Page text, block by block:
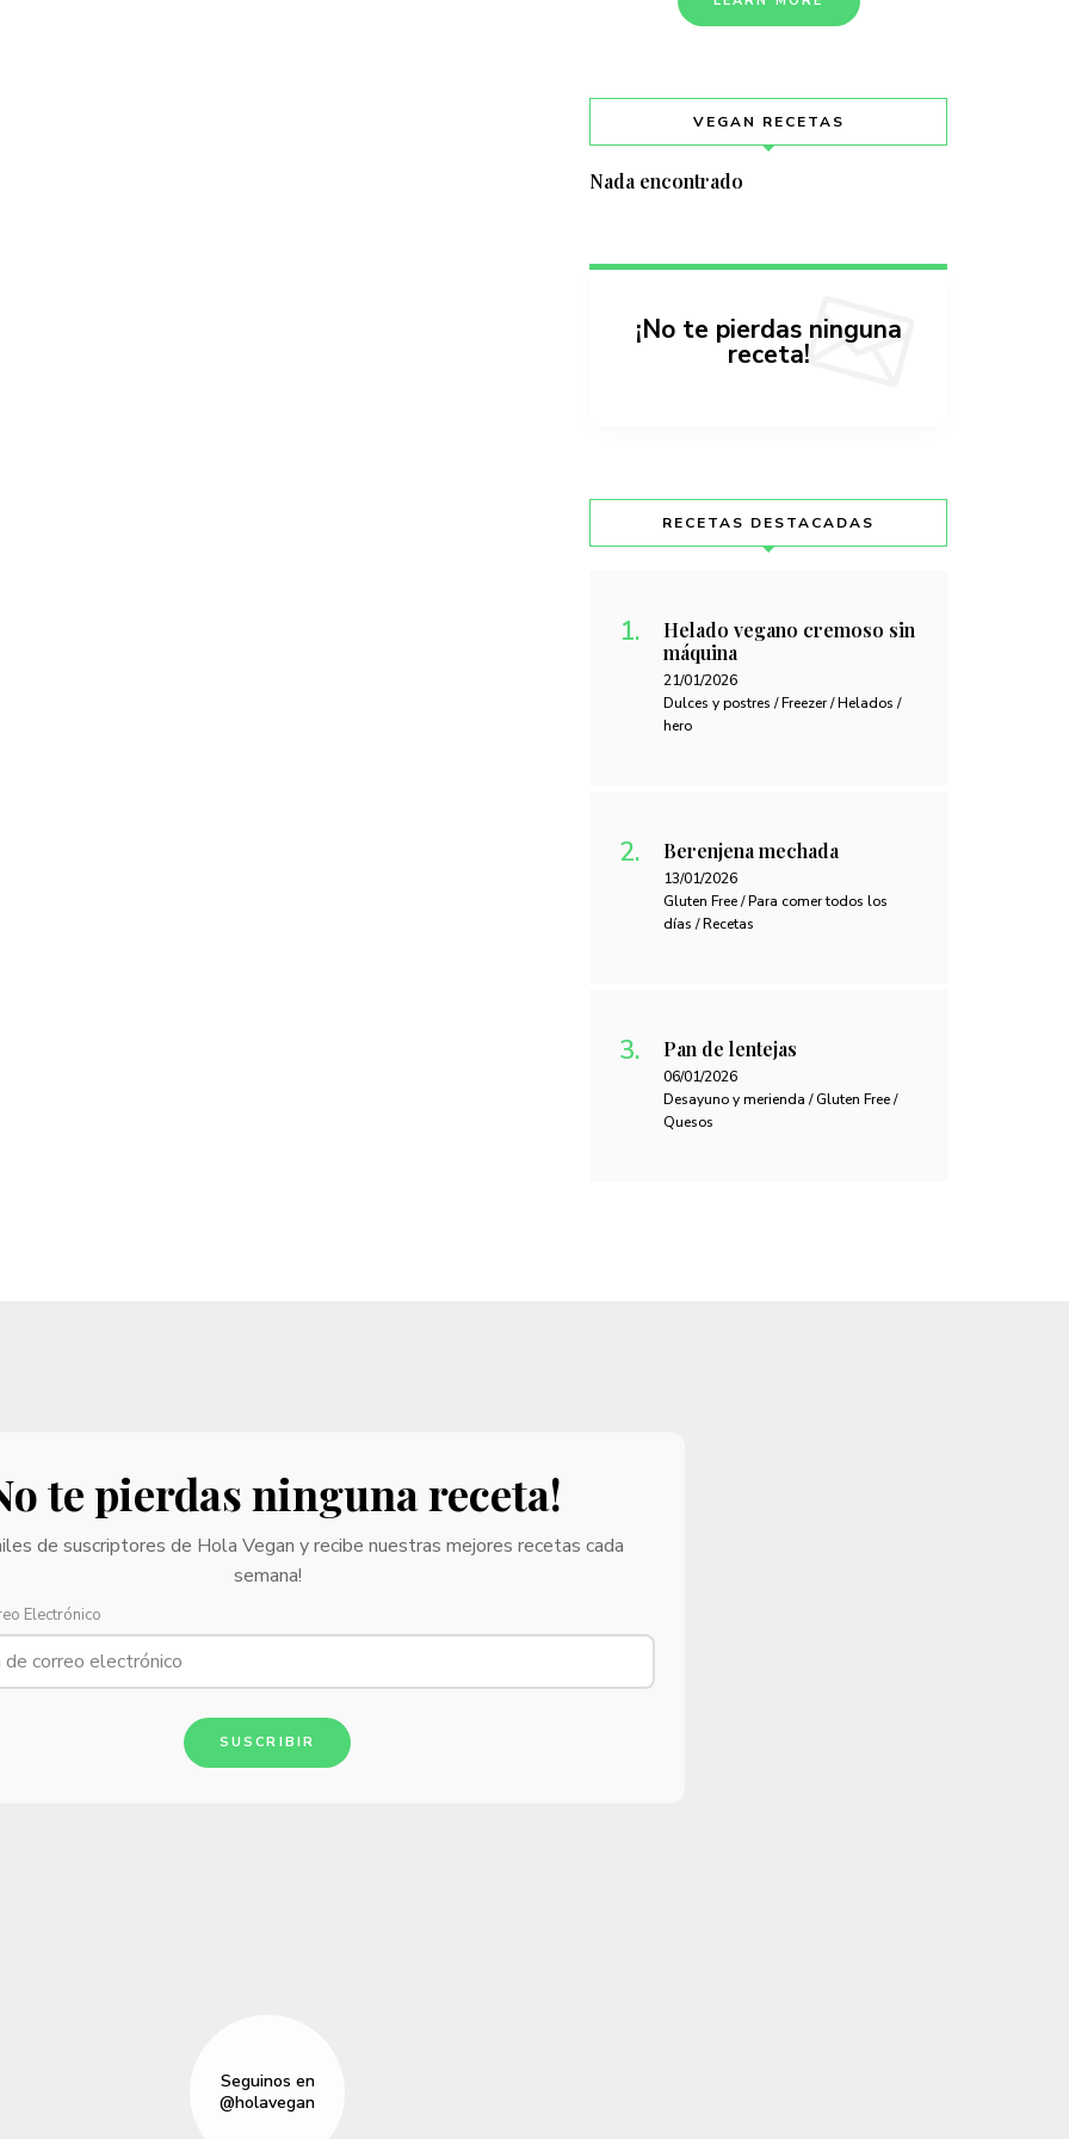
VEGAN RECETAS
Nada encontrado
¡No te pierdas ninguna
receta!
RECETAS DESTACADAS
Helado vegano cremoso sin
máquina
21/01/2026
Dulces y postres / Freezer / Helados /
hero
Berenjena mechada
13/01/2026
Gluten Free / Para comer todos los
días / Recetas
Pan de lentejas
06/01/2026
Desayuno y merienda / Gluten Free /
Quesos
te pierdas ninguna receta!
de suscriptores de Hola Vegan y recibe nuestras mejores recetas cada
semana!
Electrónico
SUSCRIBIR
Seguinos en
@holavegan